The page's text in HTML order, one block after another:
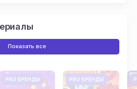
Показать все
PRO БРЕНДЫ PRO БРЕНДЫ